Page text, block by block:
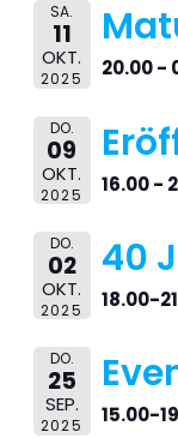
SA.
11
OKT.
2025 20.00 -
DO.
09
OKT.
2025 16.00 -
DO.
02
OKT.
2025
40
18.00-
DO.
25
SEP.
2025 15.00-